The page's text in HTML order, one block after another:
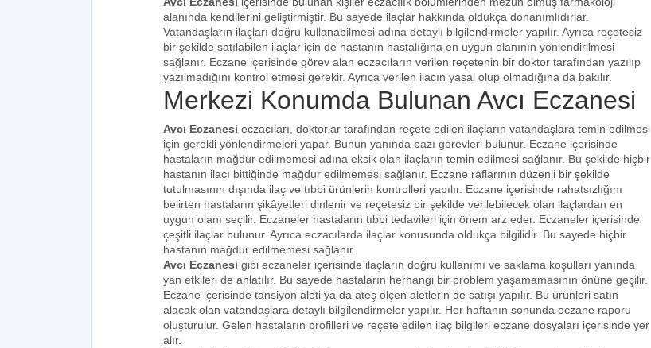
alanında kendilerini geliştirmiştir. Bu sayede ilaçlar hakkında oldukça donanımlıdırlar.
Vatandaşların ilaçları doğru kullanabilmesi adına detaylı bilgilendirmeler yapılır. Ayrıca reçetesiz
bir şekilde satılabilen ilaçlar için de hastanın hastalığına en uygun olanının yönlendirilmesi
sağlanır. Eczane içerisinde görev alan eczacıların verilen reçetenin bir doktor tarafından yazılıp
yazılmadığını kontrol etmesi gerekir. Ayrıca verilen ilacın yasal olup olmadığına da bakılır.
Merkezi Konumda Bulunan Avcı Eczanesi
Avcı Eczanesi eczacıları, doktorlar tarafından reçete edilen ilaçların vatandaşlara temin edilmesi
için gerekli yönlendirmeleri yapar. Bunun yanında bazı görevleri bulunur. Eczane içerisinde
hastaların mağdur edilmemesi adına eksik olan ilaçların temin edilmesi sağlanır. Bu şekilde hiçbir
hastanın ilacı bittiğinde mağdur edilmemesi sağlanır. Eczane raflarının düzenli bir şekilde
tutulmasının dışında ilaç ve tıbbi ürünlerin kontrolleri yapılır. Eczane içerisinde rahatsızlığını
belirten hastaların şikâyetleri dinlenir ve reçetesiz bir şekilde verilebilecek olan ilaçlardan en
uygun olanı seçilir. Eczaneler hastaların tıbbi tedavileri için önem arz eder. Eczaneler içerisinde
çeşitli ilaçlar bulunur. Ayrıca eczacılarda ilaçlar konusunda oldukça bilgilidir. Bu sayede hiçbir
hastanın mağdur edilmemesi sağlanır.
Avcı Eczanesi gibi eczaneler içerisinde ilaçların doğru kullanımı ve saklama koşulları yanında
yan etkileri de anlatılır. Bu sayede hastaların herhangi bir problem yaşamamasının önüne geçilir.
Eczane içerisinde tansiyon aleti ya da ateş ölçen aletlerin de satışı yapılır. Bu ürünleri satın
alacak olan vatandaşlara detaylı bilgilendirmeler yapılır. Her haftanın sonunda eczane raporu
oluşturulur. Gelen hastaların profilleri ve reçete edilen ilaç bilgileri eczane dosyaları içerisinde yer
alır.